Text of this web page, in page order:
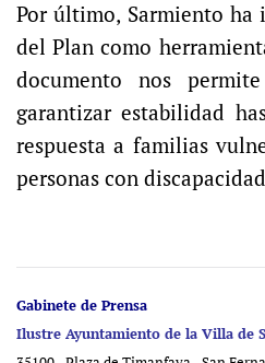
Por último, Sarmiento
del Plan como
documento nos
garantizar estabilidad
respuesta a familias
personas con
Gabinete de Prensa
Ilustre Ayuntamiento de la Villa de